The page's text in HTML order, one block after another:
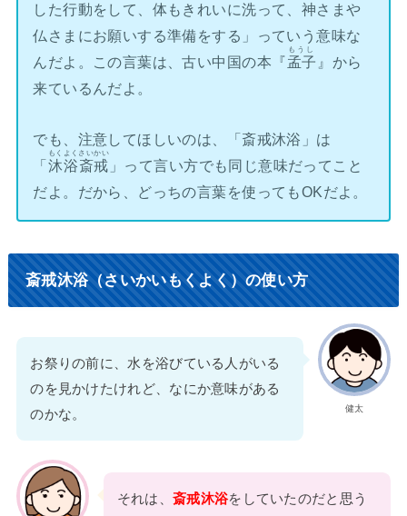
した行動をして、体もきれいに洗って、神さまや
仏さまにお願いする準備をする」っていう意味な
んだよ。この言葉は、古い中国の本『孟子
もうし
』から
来ているんだよ。
でも、注意してほしいのは、「斎戒沐浴」は
「沐浴斎戒
もくよくさいかい
」って言い方でも同じ意味だってこと
だよ。だから、どっちの言葉を使ってもOKだよ。
斎戒沐浴（さいかいもくよく）の使い方
健太
お祭りの前に、水を浴びている人がいる
のを見かけたけれど、なにか意味がある
のかな。
それは、斎戒沐浴をしていたのだと思う